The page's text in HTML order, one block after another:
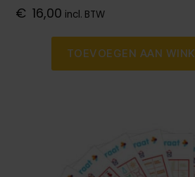
€ 16,00 incl. BTW
TOEVOEGEN AAN
Probeer het